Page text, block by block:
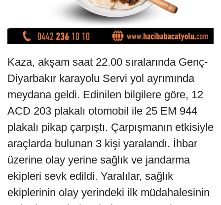
Kaza, akşam saat 22.00 sıralarında Genç-
Diyarbakır karayolu Servi yol ayrımında
meydana geldi. Edinilen bilgilere göre, 12
ACD 203 plakalı otomobil ile 25 EM 944
plakalı pikap çarpıştı. Çarpışmanın etkisiyle
araçlarda bulunan 3 kişi yaralandı. İhbar
üzerine olay yerine sağlık ve jandarma
ekipleri sevk edildi. Yaralılar, sağlık
ekiplerinin olay yerindeki ilk müdahalesinin